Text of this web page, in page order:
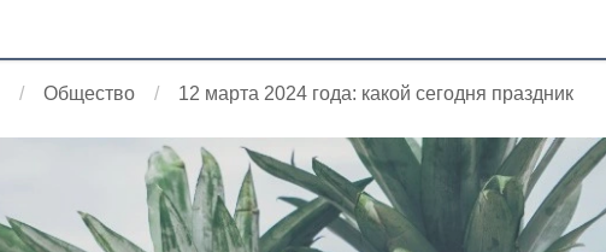
Общество 12 марта 2024 года: какой сегодня праздник